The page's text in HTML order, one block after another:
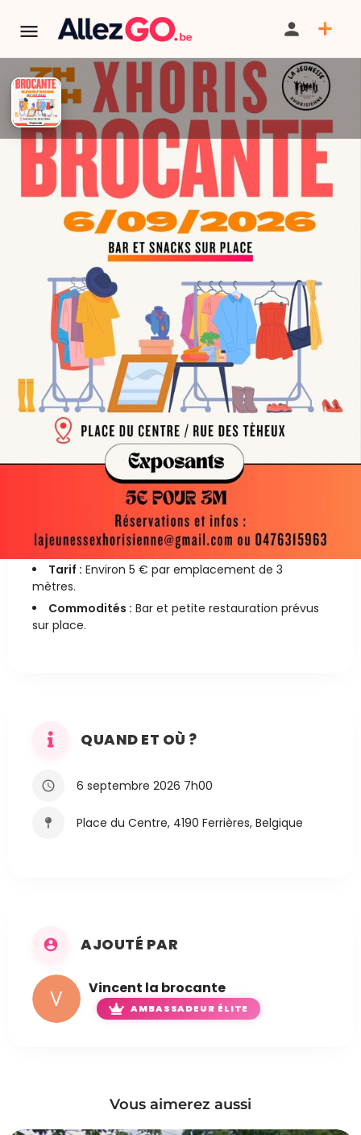
brocante annuelle de Xhoris
PARTAGER SAUVEGARDER SIGNALER
AU PROGRAMME
La brocante annuelle de Xhoris se tiendra le
dimanche 6 septembre. Elle accueillera une
cinquantaine d'exposants dans le centre du
village et sur la place du Centre, de 07h00 à
18h00.
Les détails pratiques pour l'événement sont les
Place du Centre, 4190 Ferrières (Xhoris).
De 7h à 18h.
Exposants :Jusqu'à 50 exposants prévus.
Tarif : Environ 5 € par emplacement de 3
mètres.
Commodités : Bar et petite restauration prévus
sur place.
QUAND ET OÙ ?
6 septembre 2026 7h00
Place du Centre, 4190 Ferrières, Belgique
AJOUTÉ PAR
Vincent la brocante
AMBASSADEUR ÉLITE
Vous aimerez aussi